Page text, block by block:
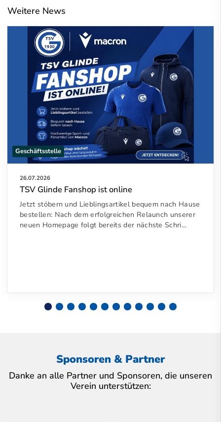
Weitere News
Geschäftsstelle
26.07.2026
TSV Glinde Fanshop ist online
Jetzt stöbern und Lieblingsartikel bequem nach Hause
bestellen: Nach dem erfolgreichen Relaunch unserer
neuen Homepage folgt bereits der nächste Schri…
Sponsoren & Partner
Danke an alle Partner und Sponsoren, die unseren
Verein unterstützen: